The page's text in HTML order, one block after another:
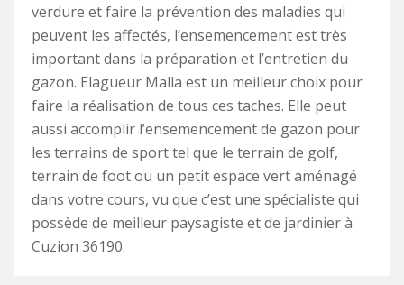
verdure et faire la prévention des maladies qui
peuvent les affectés, l’ensemencement est très
important dans la préparation et l’entretien du
gazon. Elagueur Malla est un meilleur choix pour
faire la réalisation de tous ces taches. Elle peut
aussi accomplir l’ensemencement de gazon pour
les terrains de sport tel que le terrain de golf,
terrain de foot ou un petit espace vert aménagé
dans votre cours, vu que c’est une spécialiste qui
possède de meilleur paysagiste et de jardinier à
Cuzion 36190.